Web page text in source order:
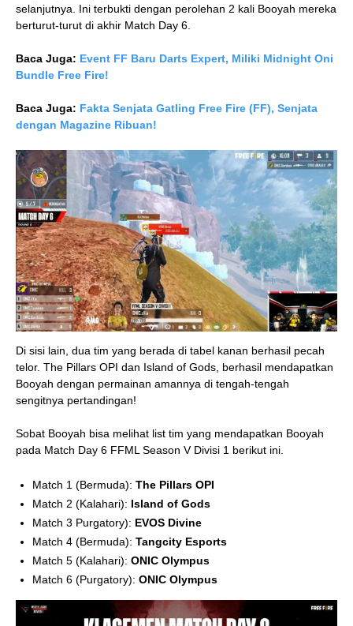
selanjutnya. Ini terbukti dengan perolehan 2 kali Booyah mereka
berturut-turut di akhir Match Day 6.
Baca Juga: Event FF Baru Darts Expert, Miliki Midnight Oni
Bundle Free Fire!
Baca Juga: Fakta Senjata Gatling Free Fire (FF), Senjata
dengan Magazine Ribuan!
Di sisi lain, dua tim yang berada di tabel kanan berhasil pecah
telor. The Pillars OPI dan Island of Gods, berhasil mendapatkan
Booyah dengan permainan amannya di tengah-tengah
sengitnya pertandingan!
Sobat Booyah bisa melihat list tim yang mendapatkan Booyah
pada Match Day 6 FFML Season V Divisi 1 berikut ini.
Match 1 (Bermuda): The Pillars OPI
Match 2 (Kalahari): Island of Gods
Match 3 Purgatory): EVOS Divine
Match 4 (Bermuda): Tangcity Esports
Match 5 (Kalahari): ONIC Olympus
Match 6 (Purgatory): ONIC Olympus